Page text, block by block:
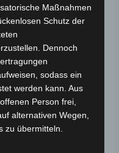
Elektro-Scooter
Maßnahmen
Schutz der
Dennoch
sodass ein
werden kann. Aus
Person frei,
alternativen Wegen,
zu übermitteln.